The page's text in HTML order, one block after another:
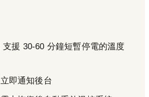
支援 30-60 分鐘短暫停電的溫度
即通知後台